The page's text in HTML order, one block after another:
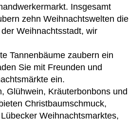
Insgesamt
zehn Weihnachtswelten die
Weihnachtsstadt, wir
Tannenbäume zaubern ein
Sie mit Freunden und
ein.
Glühwein, Kräuterbonbons und
Christbaumschmuck,
Weihnachtsmarktes,